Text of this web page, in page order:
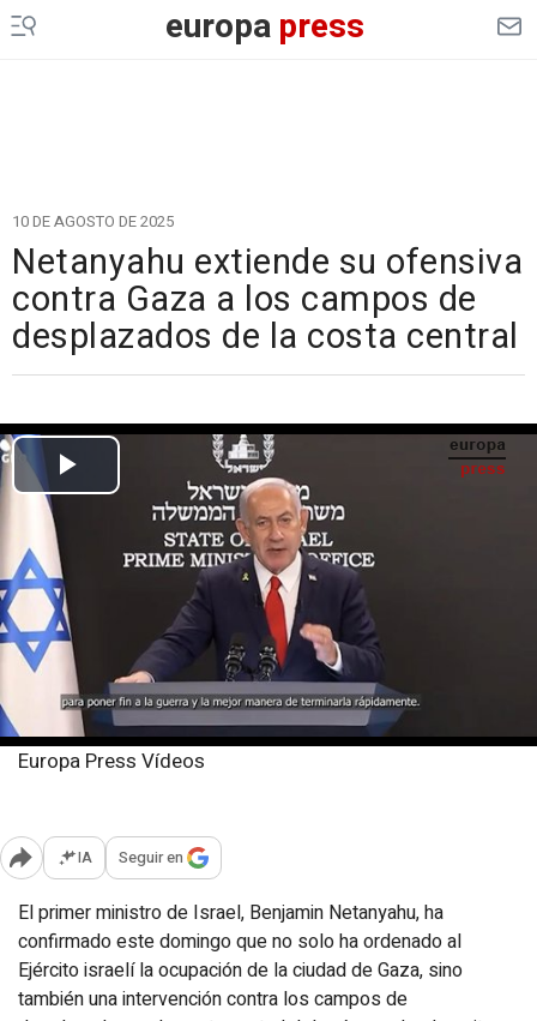
europapress
10 DE AGOSTO DE 2025
Netanyahu extiende su ofensiva
contra Gaza a los campos de
desplazados de la costa central
Europa Press Vídeos
Abrir opciones para compartir
IA Seguir en
El primer ministro de Israel, Benjamin Netanyahu, ha
confirmado este domingo que no solo ha ordenado al
Ejército israelí la ocupación de la ciudad de Gaza, sino
también una intervención contra los campos de